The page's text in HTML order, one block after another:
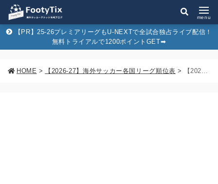
menu
【PR】25-26プレミアリーグもU-NEXTで全試合独占ライブ配信！
無料トライアルで1200ポイントGET➡︎
HOME > 【2026-27】海外サッカー各国リーグ順位表 > 【2025-26】ブンデスリーガ順位表